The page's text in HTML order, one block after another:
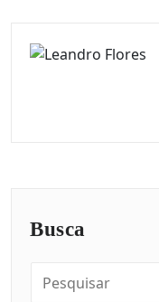
Busca